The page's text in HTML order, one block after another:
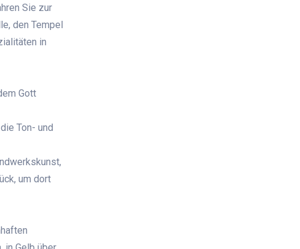
Sie zur
den Tempel
in
Gott
Ton- und
um dort